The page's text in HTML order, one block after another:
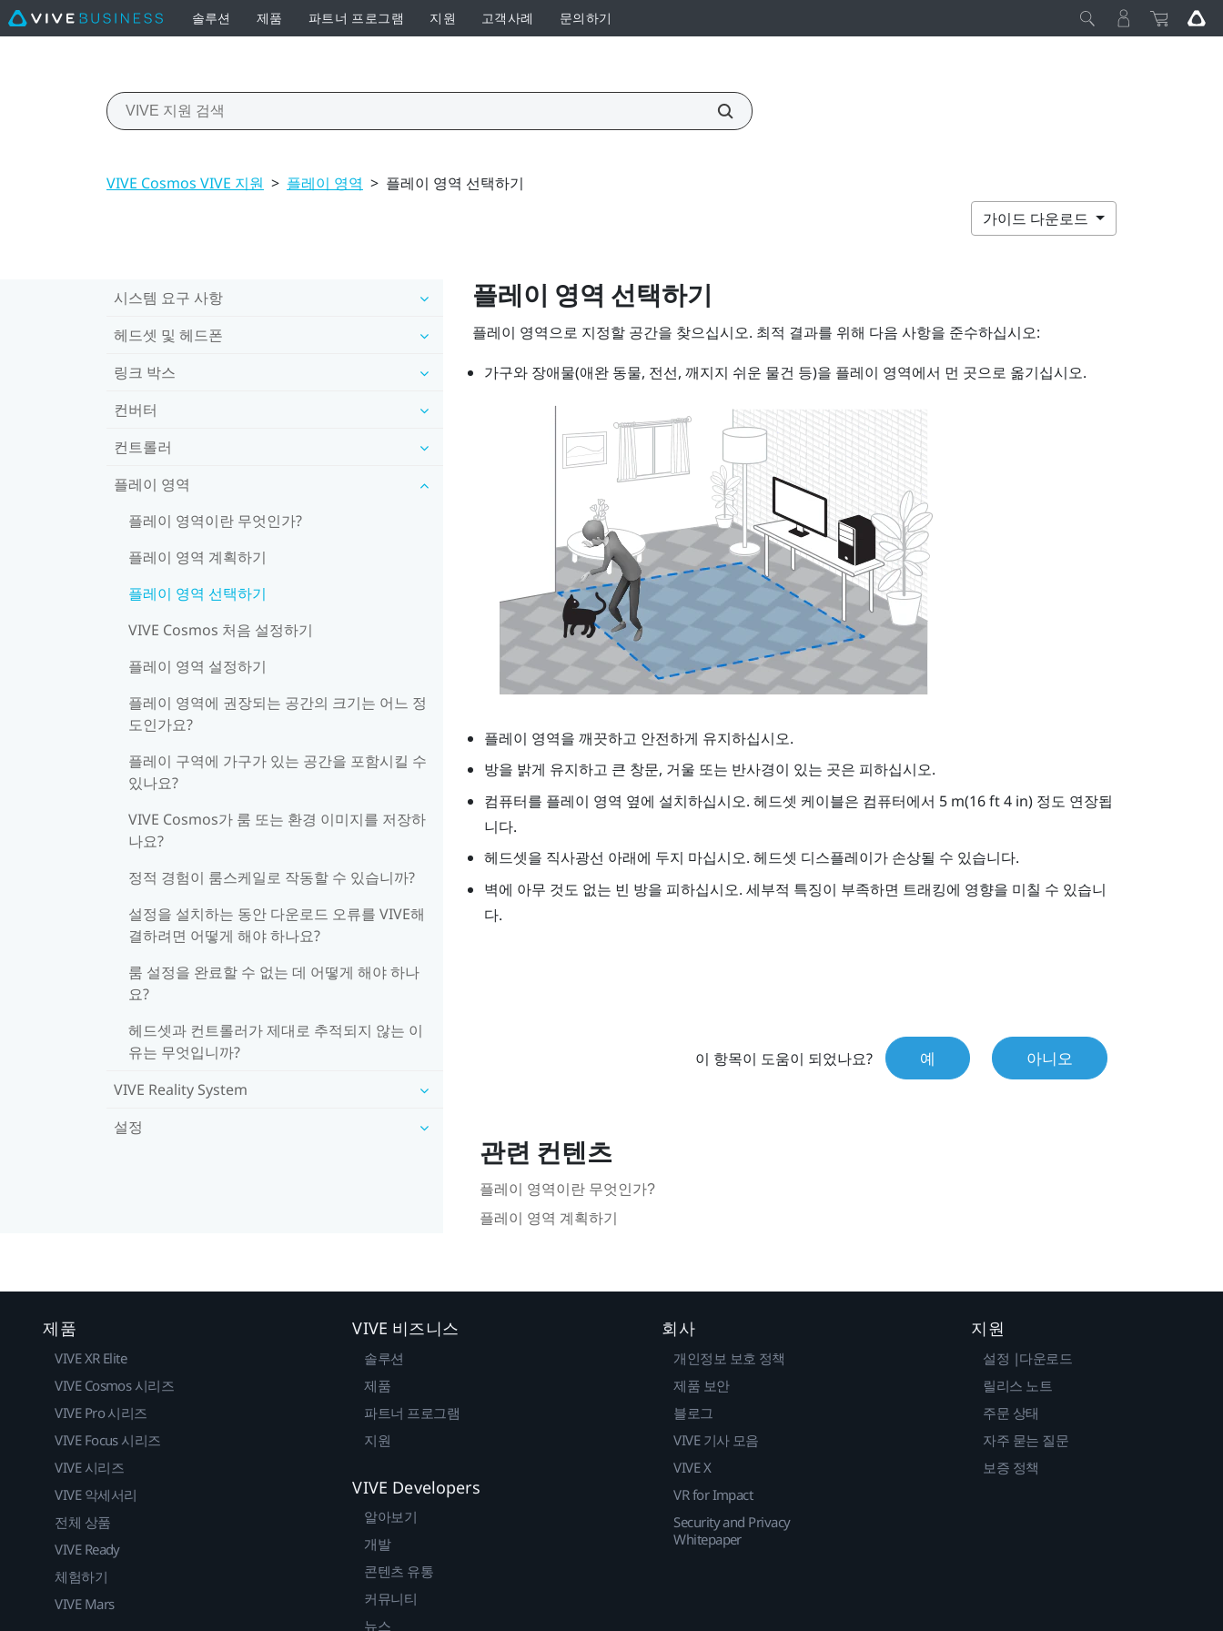
솔루션 제품 파트너 프로그램 지원 고객사례 문의하기
VIVE Cosmos VIVE 지원 > 플레이 영역 > 플레이 영역 선택하기
가이드 다운로드
시스템 요구 사항
헤드셋 및 헤드폰
링크 박스
컨버터
컨트롤러
플레이 영역
플레이 영역이란 무엇인가?
플레이 영역 계획하기
플레이 영역 선택하기
VIVE Cosmos 처음 설정하기
플레이 영역 설정하기
플레이 영역에 권장되는 공간의 크기는 어느 정
도인가요?
플레이 구역에 가구가 있는 공간을 포함시킬 수
있나요?
VIVE Cosmos가 룸 또는 환경 이미지를 저장하
나요?
정적 경험이 룸스케일로 작동할 수 있습니까?
설정을 설치하는 동안 다운로드 오류를 VIVE해
결하려면 어떻게 해야 하나요?
룸 설정을 완료할 수 없는 데 어떻게 해야 하나
요?
헤드셋과 컨트롤러가 제대로 추적되지 않는 이
유는 무엇입니까?
VIVE Reality System
설정
플레이 영역 선택하기
플레이 영역으로 지정할 공간을 찾으십시오. 최적 결과를 위해 다음 사항을 준수하십시오:
가구와 장애물(애완 동물, 전선, 깨지지 쉬운 물건 등)을 플레이 영역에서 먼 곳으로 옮기십시오.
플레이 영역을 깨끗하고 안전하게 유지하십시오.
방을 밝게 유지하고 큰 창문, 거울 또는 반사경이 있는 곳은 피하십시오.
컴퓨터를 플레이 영역 옆에 설치하십시오. 헤드셋 케이블은 컴퓨터에서 5 m(16 ft 4 in) 정도 연장됩
니다.
헤드셋을 직사광선 아래에 두지 마십시오. 헤드셋 디스플레이가 손상될 수 있습니다.
벽에 아무 것도 없는 빈 방을 피하십시오. 세부적 특징이 부족하면 트래킹에 영향을 미칠 수 있습니
다.
이 항목이 도움이 되었나요? 예 아니오
관련 컨텐츠
플레이 영역이란 무엇인가?
플레이 영역 계획하기
제품
VIVE XR Elite
VIVE Cosmos 시리즈
VIVE Pro 시리즈
VIVE Focus 시리즈
VIVE 시리즈
VIVE 악세서리
전체 상품
VIVE Ready
체험하기
VIVE Mars
VIVE 비즈니스
솔루션
제품
파트너 프로그램
지원
VIVE Developers
알아보기
개발
콘텐츠 유통
커뮤니티
뉴스
회사
개인정보 보호 정책
제품 보안
블로그
VIVE 기사 모음
VIVE X
VR for Impact
Security and Privacy
Whitepaper
지원
설정 |다운로드
릴리스 노트
주문 상태
자주 묻는 질문
보증 정책